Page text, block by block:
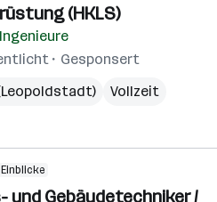
(HKLS)
Gesponsert
Vollzeit
Einblicke
und Gebäudetechniker /